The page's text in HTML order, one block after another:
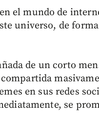
el mundo de
universo, de
de un corto
en sus redes
se